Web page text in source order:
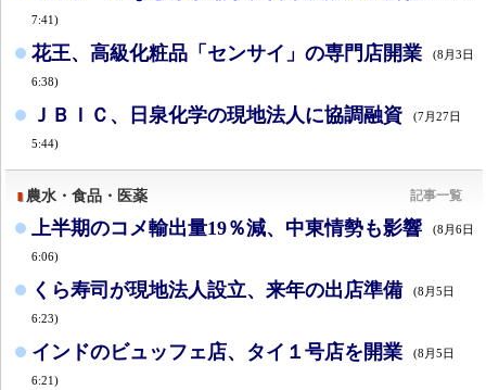
7:41)
花王、高級化粧品「センサイ」の専門店開業 (8月3日
6:38)
ＪＢＩＣ、日泉化学の現地法人に協調融資 (7月27日
5:44)
農水・食品・医薬 記事一覧
上半期のコメ輸出量19％減、中東情勢も影響 (8月6日
6:06)
くら寿司が現地法人設立、来年の出店準備 (8月5日
6:23)
インドのビュッフェ店、タイ１号店を開業 (8月5日
6:21)